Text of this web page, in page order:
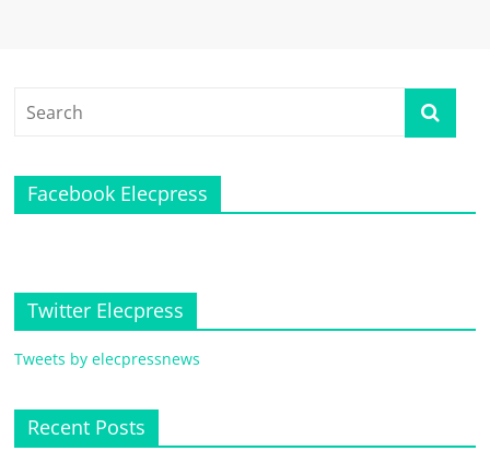
Facebook Elecpress
Twitter Elecpress
Tweets by elecpressnews
Recent Posts